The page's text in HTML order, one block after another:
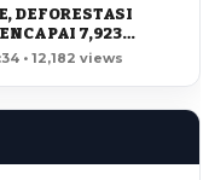
DEFORESTASI
7,923
• 12,182 views